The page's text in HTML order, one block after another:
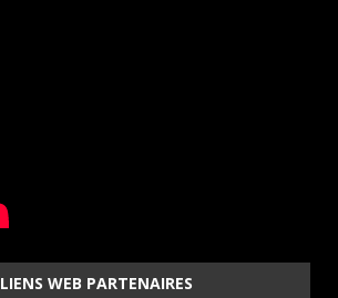
LIENS WEB PARTENAIRES